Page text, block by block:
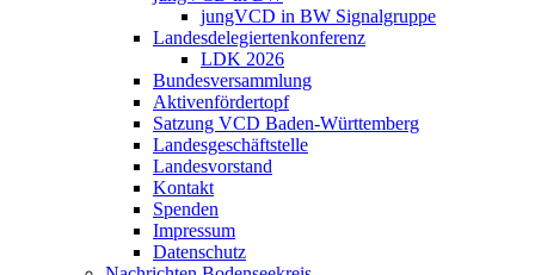
jungVCD in BW Signalgruppe
Landesdelegiertenkonferenz
LDK 2026
Bundesversammlung
Aktivenfördertopf
Satzung VCD Baden-Württemberg
Landesgeschäftstelle
Landesvorstand
Kontakt
Spenden
Impressum
Datenschutz